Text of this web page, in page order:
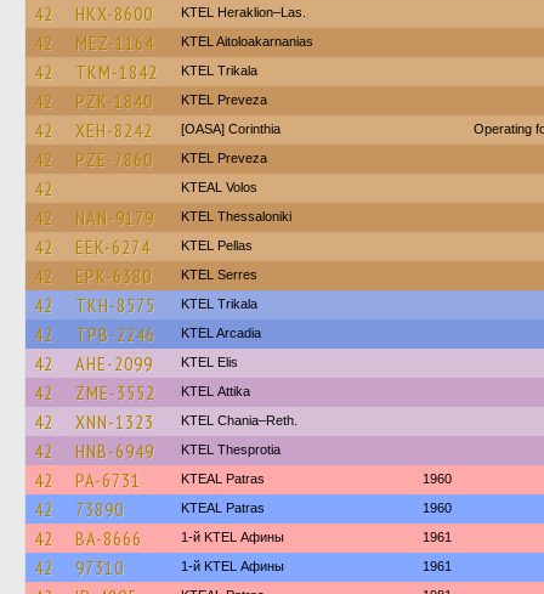
42 HKX-8600 KTEL Heraklion–Las.
42 MEZ-1164 KTEL Aitoloakarnanias
42 TKM-1842 ΚΤΕL Τrikala
42 PZK-1840 KTEL Preveza
42 XEH-8242 [OASA] Corinthia Operating
42 PZE-7860 KTEL Preveza
42 KTEAL Volos
42 NAN-9179 KTEL Thessaloniki
42 EEK-6274 KTEL Pellas
42 EPK-6380 KTEL Serres
42 TKH-8575 ΚΤΕL Τrikala
42 TPB-2246 KTEL Arcadia
42 AHE-2099 KTEL Elis
42 ZME-3552 KΤΕL Αttika
42 XNN-1323 KTEL Chania–Reth.
42 HNB-6949 KTEL Thesprotia
42 PA-6731 KTEAL Patras 1960
42 73890 KTEAL Patras 1960
42 BA-8666 1-й KTEL Афины 1961
42 97310 1-й KTEL Афины 1961